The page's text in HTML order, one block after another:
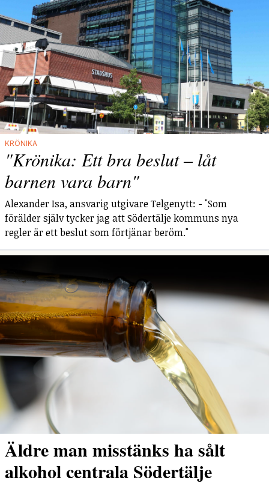
KRÖNIKA
"Krönika: Ett bra beslut – låt
barnen vara barn"
Alexander Isa, ansvarig utgivare Telgenytt: - "Som
förälder själv tycker jag att Södertälje kommuns nya
regler är ett beslut som förtjänar beröm."
Äldre man misstänks ha sålt
alkohol centrala Södertälje